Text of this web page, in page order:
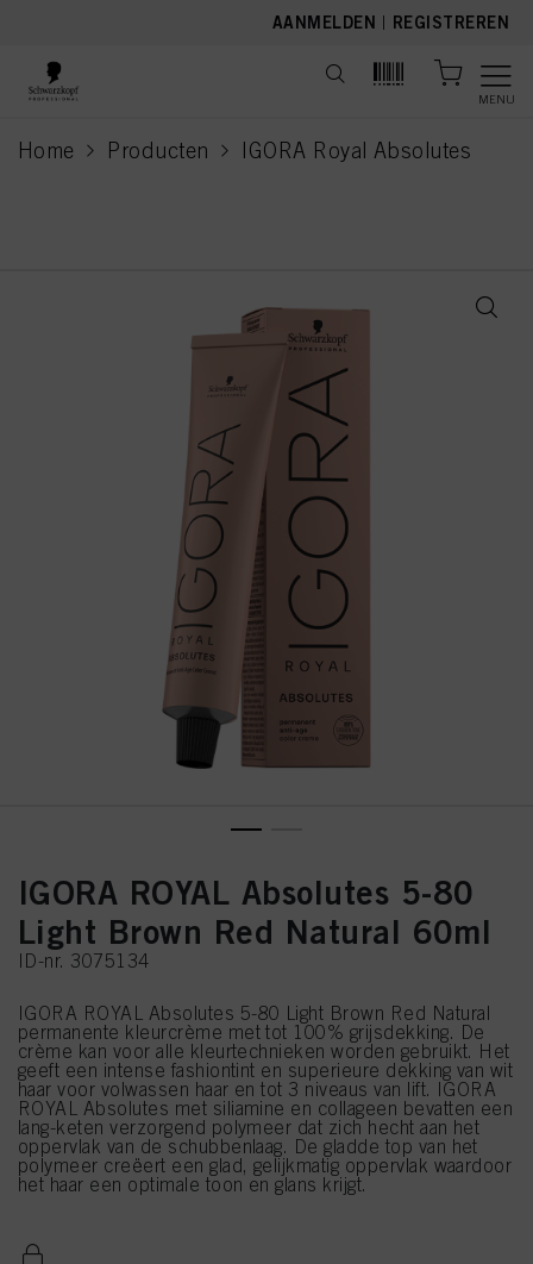
AANMELDEN | REGISTREREN
MENU
Home Producten IGORA Royal Absolutes
current page
IGORA ROYAL Absolutes 5-80
Light Brown Red Natural 60ml
ID-nr. 3075134
IGORA ROYAL Absolutes 5-80 Light Brown Red Natural
permanente kleurcrème met tot 100% grijsdekking. De
crème kan voor alle kleurtechnieken worden gebruikt. Het
geeft een intense fashiontint en superieure dekking van wit
haar voor volwassen haar en tot 3 niveaus van lift. IGORA
ROYAL Absolutes met siliamine en collageen bevatten een
lang-keten verzorgend polymeer dat zich hecht aan het
oppervlak van de schubbenlaag. De gladde top van het
polymeer creëert een glad, gelijkmatig oppervlak waardoor
het haar een optimale toon en glans krijgt.